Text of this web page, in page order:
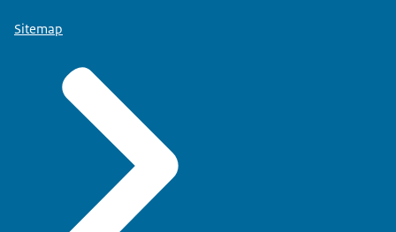
Sitemap